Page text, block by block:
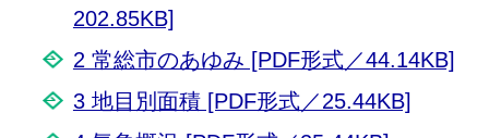
202.85KB]
2 常総市のあゆみ [PDF形式／44.14KB]
3 地目別面積 [PDF形式／25.44KB]